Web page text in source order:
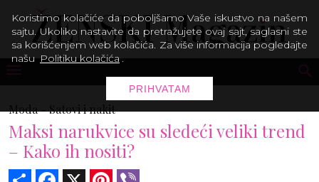
Moda -Satovi i nakit
Maksi narukvice su sledeći veliki trend
– Kako ih nositi?
Share Facebook Pinterest
Koristimo kolačiće da poboljšamo Vaše iskustvo na našem
sajtu. Ukoliko nastavite da pretražujete ovaj sajt, saglasni ste
sa korišćenjem web kolačića. Za više informacija pogledajte
našu Politiku kolačića .
PRIHVATAM